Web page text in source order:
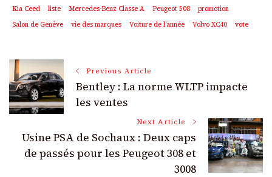
Kia Ceed liste Mercedes-Benz Classe A Peugeot 508
promotion
Salon de Genève
vie des marques Voiture de l'année Volvo XC40 vote
Post
Navigation
Previous Article
Bentley : La norme WLTP impacte
les ventes
Next Article
Usine PSA de Sochaux : Deux caps
de passés pour les Peugeot 308 et
3008